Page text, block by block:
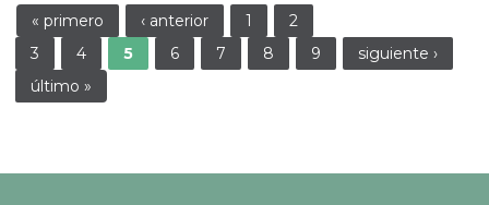
Páginas
« primero ‹ anterior 1
2
3
4 5 6 7 8 9
siguiente ›
último »